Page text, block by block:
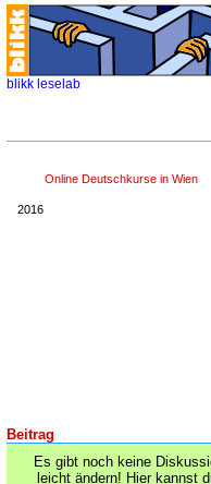
blikk leselab
Online Deutschkurse in Wien
2016
Beitrag
Es gibt noch keine
leicht ändern! Hier kannst